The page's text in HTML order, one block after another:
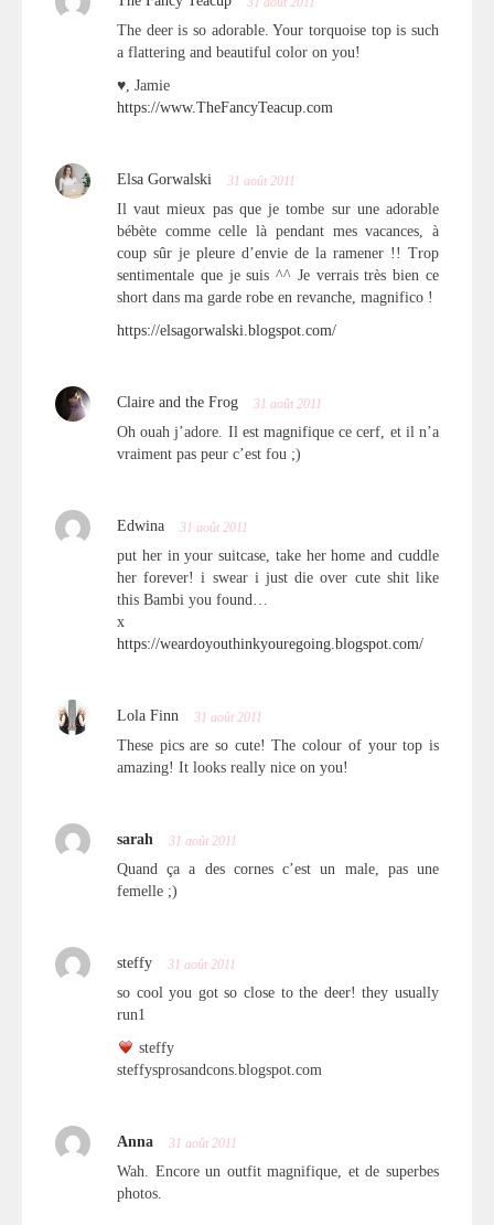
The deer is so adorable. Your torquoise top is such
a flattering and beautiful color on you!
♥, Jamie
https://www.TheFancyTeacup.com
Elsa Gorwalski 31 août 2011
Il vaut mieux pas que je tombe sur une adorable
bébète comme celle là pendant mes vacances, à
coup sûr je pleure d’envie de la ramener !! Trop
sentimentale que je suis ^^ Je verrais très bien ce
short dans ma garde robe en revanche, magnifico !
https://elsagorwalski.blogspot.com/
Claire and the Frog 31 août 2011
Oh ouah j’adore. Il est magnifique ce cerf, et il n’a
vraiment pas peur c’est fou ;)
Edwina 31 août 2011
put her in your suitcase, take her home and cuddle
her forever! i swear i just die over cute shit like
this Bambi you found…
x
https://weardoyouthinkyouregoing.blogspot.com/
Lola Finn 31 août 2011
These pics are so cute! The colour of your top is
amazing! It looks really nice on you!
sarah 31 août 2011
Quand ça a des cornes c’est un male, pas une
femelle ;)
steffy 31 août 2011
so cool you got so close to the deer! they usually
run1
steffy
steffysprosandcons.blogspot.com
Anna 31 août 2011
Wah. Encore un outfit magnifique, et de superbes
photos.